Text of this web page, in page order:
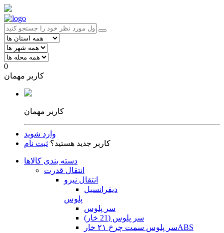
0
کاربر مهمان
کاربر مهمان
وارد شوید
کاربر جدید هستید؟ ثبت نام
دسته بندی کالاها
انتقال قدرت
انتقال نیرو
دیفرانسیل
پلوس
سر پلوس
سر پلوس (21 خار)
سر پلوس سمت چرخ ۲۱ خارABS